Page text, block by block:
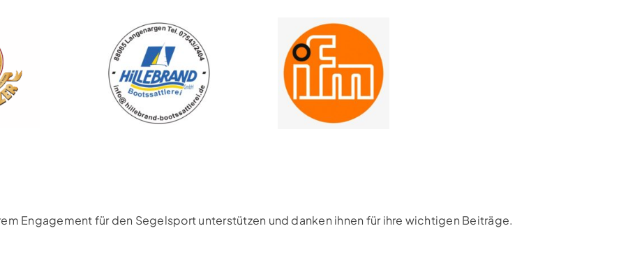
Engagement für den Segelsport unterstützen und danken ihnen für ihre wichtigen Beiträge.